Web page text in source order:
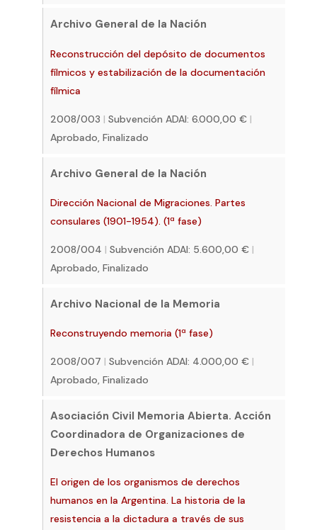
Archivo General de la Nación
Reconstrucción del depósito de documentos
fílmicos y estabilización de la documentación
fílmica
2008/003 | Subvención ADAI: 6.000,00 € |
Aprobado, Finalizado
Archivo General de la Nación
Dirección Nacional de Migraciones. Partes
consulares (1901-1954). (1ª fase)
2008/004 | Subvención ADAI: 5.600,00 € |
Aprobado, Finalizado
Archivo Nacional de la Memoria
Reconstruyendo memoria (1ª fase)
2008/007 | Subvención ADAI: 4.000,00 € |
Aprobado, Finalizado
Asociación Civil Memoria Abierta. Acción
Coordinadora de Organizaciones de
Derechos Humanos
El origen de los organismos de derechos
humanos en la Argentina. La historia de la
resistencia a la dictadura a través de sus